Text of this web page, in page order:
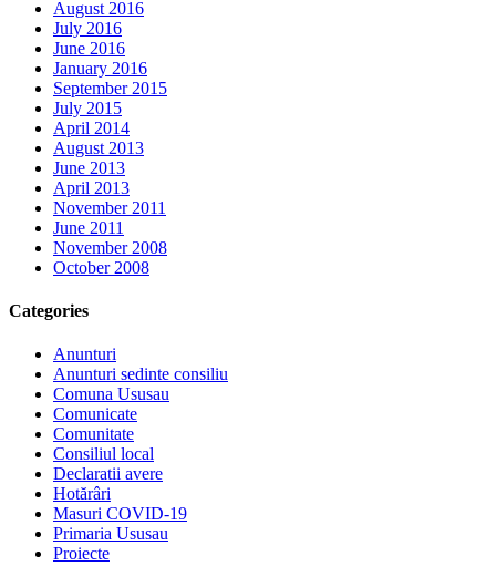
August 2016
July 2016
June 2016
January 2016
September 2015
July 2015
April 2014
August 2013
June 2013
April 2013
November 2011
June 2011
November 2008
October 2008
Categories
Anunturi
Anunturi sedinte consiliu
Comuna Ususau
Comunicate
Comunitate
Consiliul local
Declaratii avere
Hotărâri
Masuri COVID-19
Primaria Ususau
Proiecte